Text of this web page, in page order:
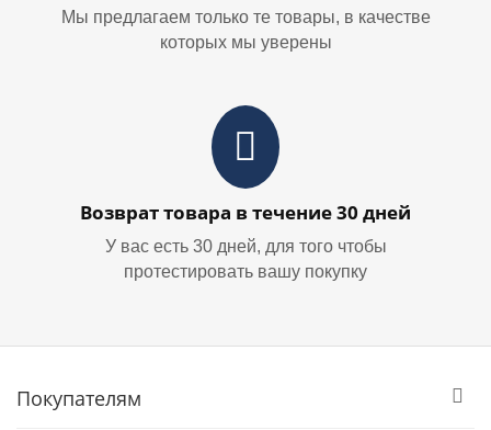
Мы предлагаем только те товары, в качестве
которых мы уверены
Возврат товара в течение 30 дней
У вас есть 30 дней, для того чтобы
протестировать вашу покупку
Покупателям